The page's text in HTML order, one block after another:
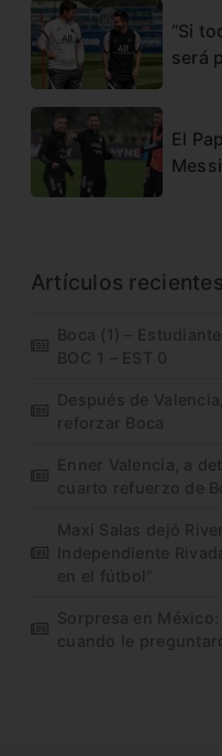
“Si
será
El
Messi
Artículos recientes
Boca (1) –
BOC 1 – EST 0
Después de
reforzar Boca
Enner Valencia, a
cuarto refuerzo de
Maxi Salas dejó
Independiente
en el fútbol”
Sorpresa en
cuando le